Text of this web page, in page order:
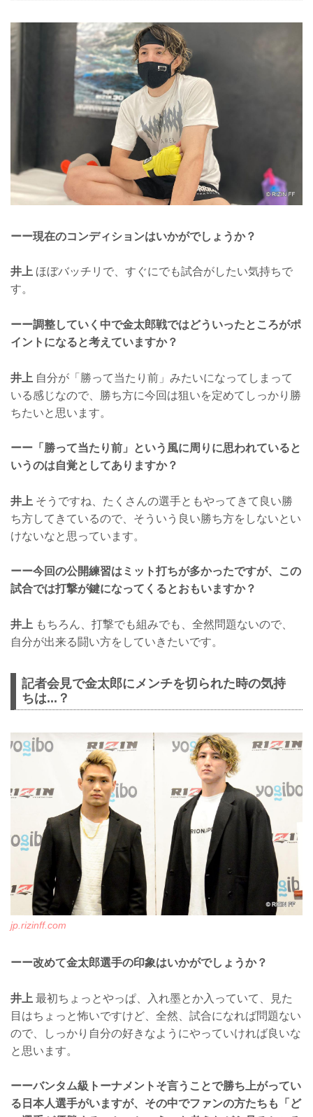
ーー現在のコンディションはいかがでしょうか？
井上 ほぼバッチリで、すぐにでも試合がしたい気持ちで
す。
ーー調整していく中で金太郎戦ではどういったところがポ
イントになると考えていますか？
井上 自分が「勝って当たり前」みたいになってしまって
いる感じなので、勝ち方に今回は狙いを定めてしっかり勝
ちたいと思います。
ーー「勝って当たり前」という風に周りに思われていると
いうのは自覚としてありますか？
井上 そうですね、たくさんの選手ともやってきて良い勝
ち方してきているので、そういう良い勝ち方をしないとい
けないなと思っています。
ーー今回の公開練習はミット打ちが多かったですが、この
試合では打撃が鍵になってくるとおもいますか？
井上 もちろん、打撃でも組みでも、全然問題ないので、
自分が出来る闘い方をしていきたいです。
記者会見で金太郎にメンチを切られた時の気持
ちは...？
jp.rizinff.com
ーー改めて金太郎選手の印象はいかがでしょうか？
井上 最初ちょっとやっぱ、入れ墨とか入っていて、見た
目はちょっと怖いですけど、全然、試合になれば問題ない
ので、しっかり自分の好きなようにやっていければ良いな
と思います。
ーーバンタム級トーナメントそ言うことで勝ち上がってい
る日本人選手がいますが、その中でファンの方たちも「ど